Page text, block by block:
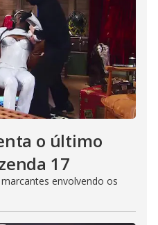
o último
17
envolvendo os